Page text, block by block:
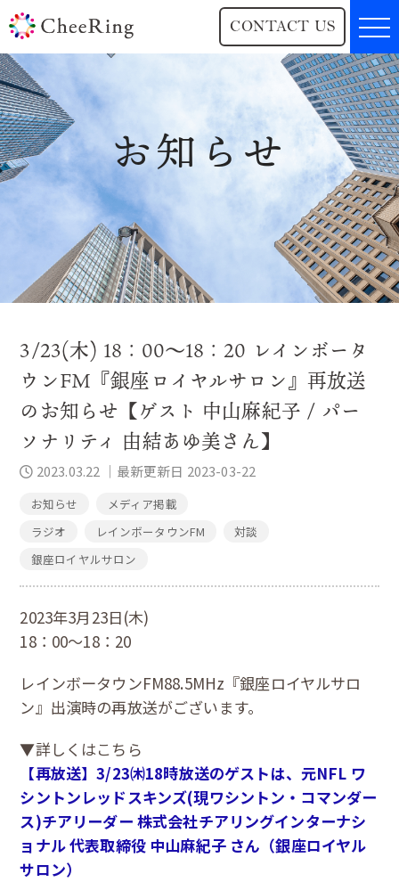
CONTACT US
お知らせ
3/23(木) 18：00～18：20 レインボータ
ウンFM『銀座ロイヤルサロン』再放送
のお知らせ【ゲスト 中山麻紀子 / パー
ソナリティ 由結あゆ美さん】
2023.03.22 ｜最新更新日 2023-03-22
お知らせ
メディア掲載
ラジオ
レインボータウンFM
対談
銀座ロイヤルサロン
2023年3月23日(木)
18：00～18：20
レインボータウンFM88.5MHz『銀座ロイヤルサロ
ン』出演時の再放送がございます。
▼詳しくはこちら
【再放送】3/23㈭18時放送のゲストは、元NFL ワ
シントンレッドスキンズ(現ワシントン・コマンダー
ス)チアリーダー 株式会社チアリングインターナシ
ョナル 代表取締役 中山麻紀子 さん（銀座ロイヤル
サロン）